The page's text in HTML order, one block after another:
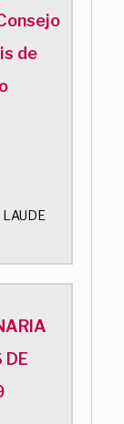
de
DE